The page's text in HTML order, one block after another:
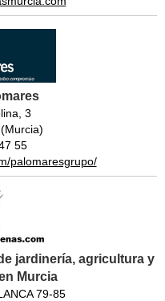
3
55
palomaresgrupo/
jardinería, agricultura y
Murcia
79-85